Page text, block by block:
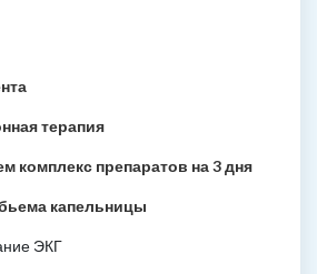
терапия
комплекс препаратов на 3 дня
капельницы
ЭКГ